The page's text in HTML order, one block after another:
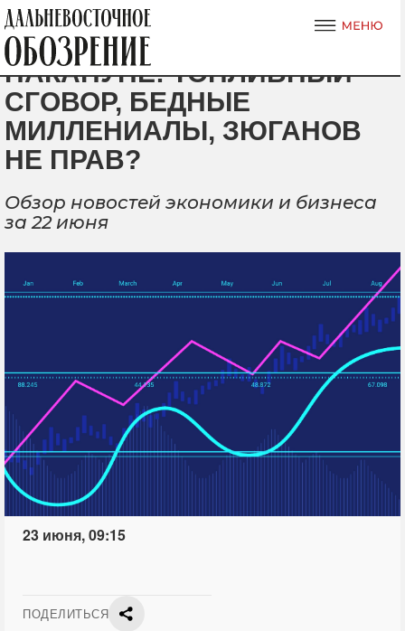
НАКАНУНЕ: ТОПЛИВНЫЙ
СГОВОР, БЕДНЫЕ
МИЛЛЕНИАЛЫ, ЗЮГАНОВ
НЕ ПРАВ?
Обзор новостей экономики и бизнеса
за 22 июня
23 июня, 09:15
ПОДЕЛИТЬСЯ